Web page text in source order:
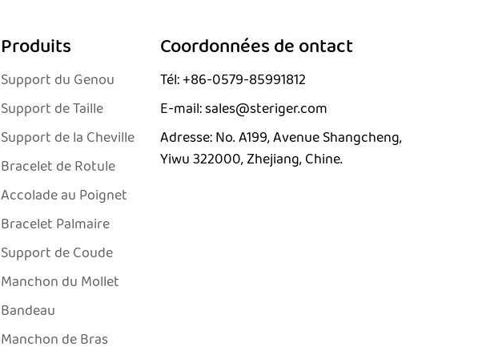
Produits
Support du Genou
Support de Taille
Support de la Cheville
Bracelet de Rotule
Accolade au Poignet
Bracelet Palmaire
Support de Coude
Manchon du Mollet
Bandeau
Manchon de Bras
Coordonnées de ontact
Tél: +86-0579-85991812
E-mail: sales@steriger.com
Adresse: No. A199, Avenue Shangcheng,
Yiwu 322000, Zhejiang, Chine.